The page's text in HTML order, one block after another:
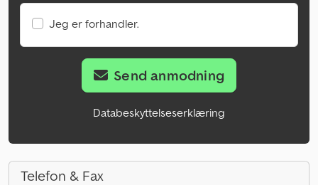
Jeg er forhandler.
Send anmodning
Databeskyttelseserklæring
Telefon & Fax